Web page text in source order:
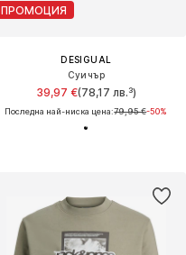
ПРОМОЦИЯ
DESIGUAL
Суичър
39,97 €(78,17 лв.³)
Последна най-ниска цена:79,95 €-50%